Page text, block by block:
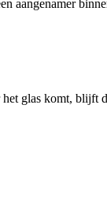
aangenamer
glas komt, blijft